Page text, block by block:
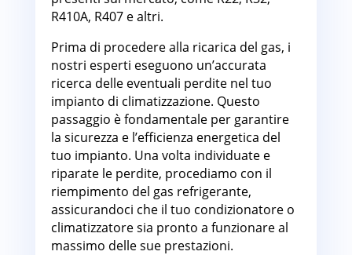
R410A, R407 e altri.
Prima di procedere alla ricarica del gas, i
nostri esperti eseguono un’accurata
ricerca delle eventuali perdite nel tuo
impianto di climatizzazione. Questo
passaggio è fondamentale per garantire
la sicurezza e l’efficienza energetica del
tuo impianto. Una volta individuate e
riparate le perdite, procediamo con il
riempimento del gas refrigerante,
assicurandoci che il tuo condizionatore o
climatizzatore sia pronto a funzionare al
massimo delle sue prestazioni.